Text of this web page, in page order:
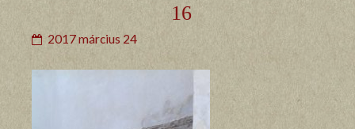
16
2017 március 24